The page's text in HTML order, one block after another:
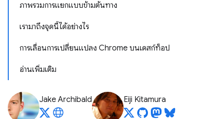
ภาพรวมการแยกแบบข้ามต้นทาง
เรามาถึงจุดนี้ได้อย่างไร
การเลื่อนการเปลี่ยนแปลง Chrome บนเดสก์ท็อป
อ่านเพิ่มเติม
Jake Archibald Eiji Kitamura